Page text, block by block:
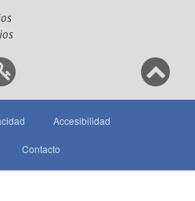
Accesibilidad
Contacto